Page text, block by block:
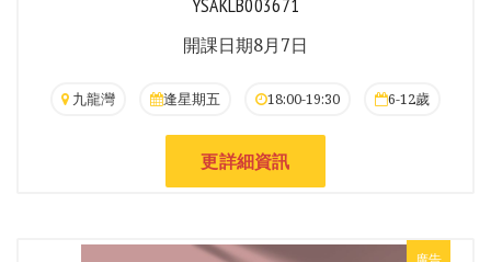
YSAKLB003671
開課日期8月7日
九龍灣 逢星期五 18:00-19:30 6-12歲
更詳細資訊